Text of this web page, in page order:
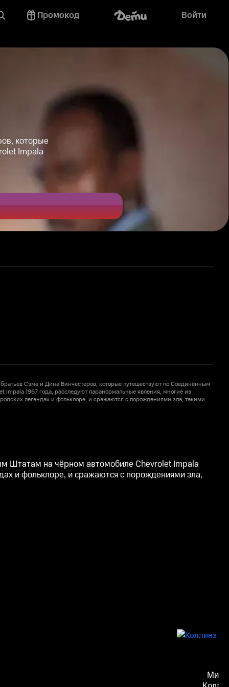
Промокод Войти
которые
Impala
Сэма и Дина Винчестеров, которые путешествуют по Соединённым
Impala 1967 года, расследуют паранормальные явления, многие из
легендах и фольклоре, и сражаются с порождениями зла, такими
Штатам на чёрном автомобиле Chevrolet Impala
и фольклоре, и сражаются с порождениями зла,